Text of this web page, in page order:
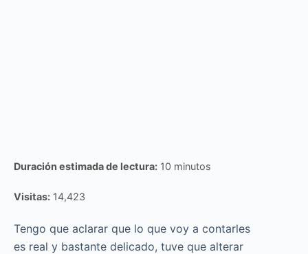
Duración estimada de lectura: 10 minutos
Visitas: 14,423
Tengo que aclarar que lo que voy a contarles
es real y bastante delicado, tuve que alterar